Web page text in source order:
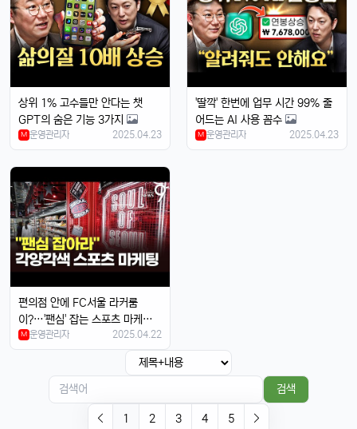
상위 1% 고수들만 안다는 챗
GPT의 숨은 기능 3가지
M 운영관리자 2025.04.23
'딸깍' 한번에 업무 시간 99% 줄
어드는 AI 사용 꼼수
M 운영관리자 2025.04.23
편의점 안에 FC서울 라커룸
이?…'팬심' 잡는 스포츠 마케팅
열전
M 운영관리자 2025.04.22
검색
1 2 3 4 5
속도도 진짜 빨라진 것 같음요ㅎㅎㅎ
1 휴민13:32:51
이번엔 충전기도 안 준다면서요ㅋ
넹, 환경 생각해서 그렇다던데욬ㅋㅋㅋ
휴민 13:32:51
에어팟이랑 연결도 잘 되는지 궁금함ㅎ
1 달달구리13:32:51
당연히 잘 되겠죠, 애플 제품끼리 호환성은 최고임ㅎ
1 태양신13:32:51
페이스ID 인식도 더 빨라졌다는데 사실임?ㅋㅋ
1 빠르밍13:32:51
맞음, 마스크 써도 잘 인식된다고 들었음ㅎㅎ
달달구리 13:32:51
근데 저 충전 케이블 USB-C로 바뀐 거 별로임ㅋ
1 빠르밍13:32:51
그래도 이제 안드로이드랑도 호환되니까 좋지 않나요?ㅎㅎㅎ
태양신
이젠 진짜로 살 때가 된 것 같음요, 너무 끌림ㅋㅋ
13:32:51